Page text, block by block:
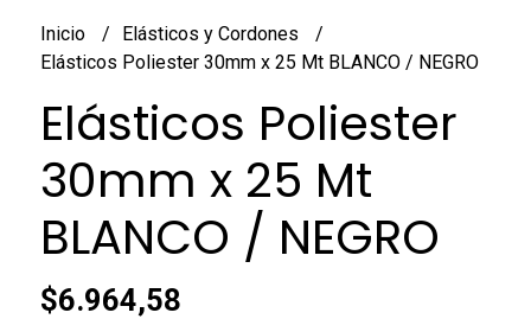
Inicio
Elásticos y Cordones
Elásticos Poliester 30mm x 25 Mt BLANCO / NEGRO
Elásticos Poliester
30mm x 25 Mt
BLANCO / NEGRO
$6.964,58